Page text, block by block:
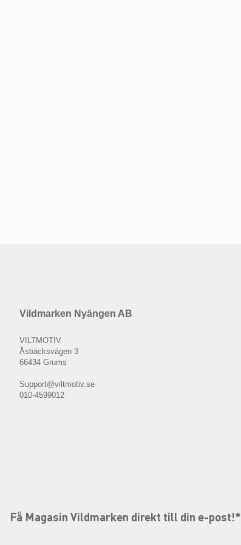
Vildmarken Nyängen AB
VILTMOTIV
Åsbäcksvägen 3
66434 Grums
Support@viltmotiv.se
010-4599012
Få Magasin Vildmarken direkt till din e-post!*